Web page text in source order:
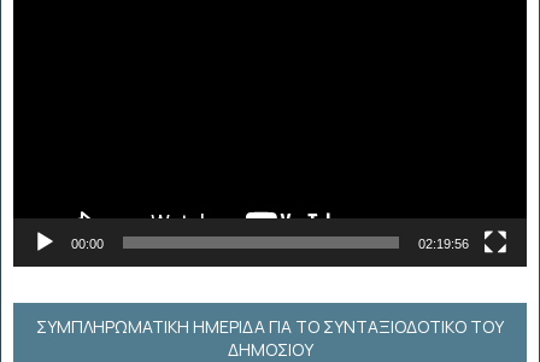
00:00 02:19:56
ΣΥΜΠΛΗΡΩΜΑΤΙΚΗ ΗΜΕΡΙΔΑ ΓΙΑ ΤΟ ΣΥΝΤΑΞΙΟΔΟΤΙΚΟ ΤΟΥ
ΔΗΜΟΣΙΟΥ